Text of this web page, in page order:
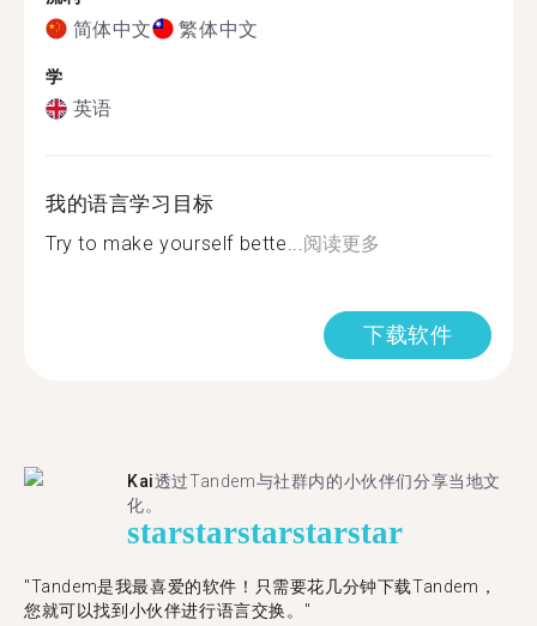
简体中文 繁体中文
学
英语
我的语言学习目标
Try to make yourself bette...阅读更多
下载软件
Kai透过Tandem与社群内的小伙伴们分享当地文
化。
starstarstarstarstar
"Tandem是我最喜爱的软件！只需要花几分钟下载Tandem，
您就可以找到小伙伴进行语言交换。"